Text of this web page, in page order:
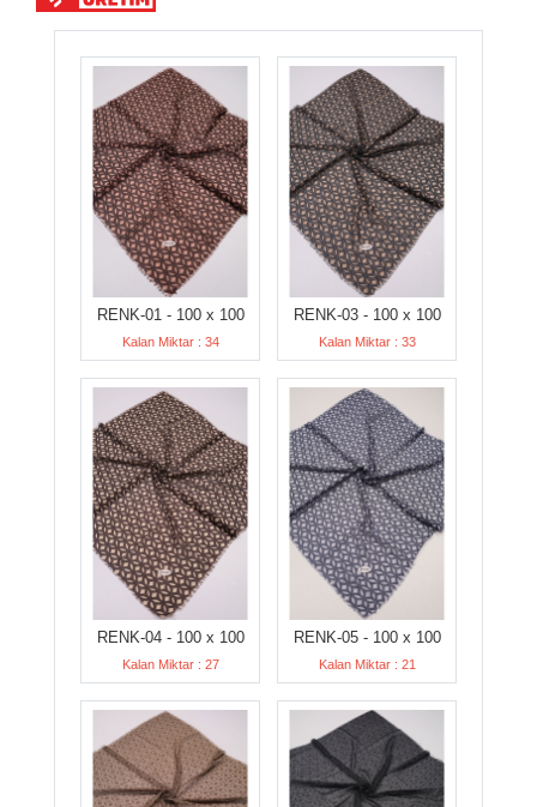
RENK-01 - 100 x 100
Kalan Miktar : 34
RENK-03 - 100 x 100
Kalan Miktar : 33
RENK-04 - 100 x 100
Kalan Miktar : 27
RENK-05 - 100 x 100
Kalan Miktar : 21